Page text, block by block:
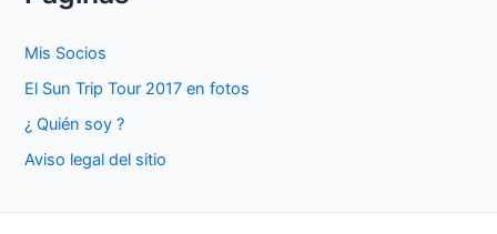
c
o
r
Mis Socios
El Sun Trip Tour 2017 en fotos
¿ Quién soy ?
Aviso legal del sitio